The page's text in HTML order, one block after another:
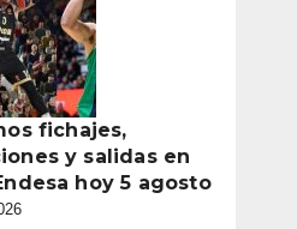
fichajes,
y salidas en
hoy 5 agosto